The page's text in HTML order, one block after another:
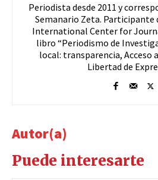
Periodista desde 2011 y
Semanario Zeta. Participante
International Center for
libro “Periodismo de
local: transparencia, Acceso
Libertad de
Autor(a)
Puede interesarte